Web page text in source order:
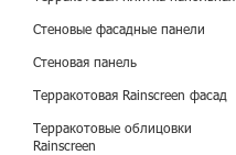
Стеновые фасадные панели
Стеновая панель
Терракотовая Rainscreen фасад
Терракотовые облицовки
Rainscreen